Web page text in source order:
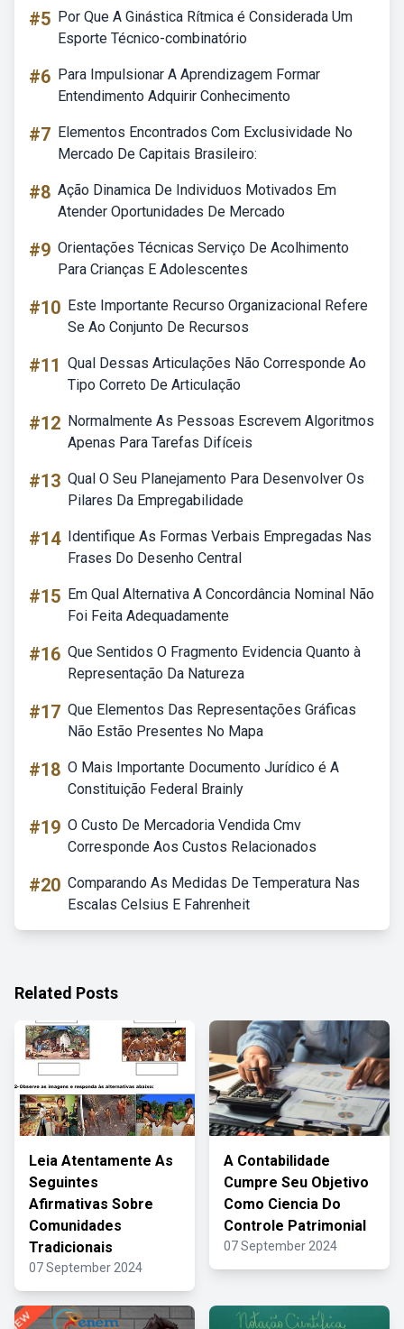
#5 Por Que A Ginástica Rítmica é Considerada Um
Esporte Técnico-combinatório
#6 Para Impulsionar A Aprendizagem Formar
Entendimento Adquirir Conhecimento
#7 Elementos Encontrados Com Exclusividade No
Mercado De Capitais Brasileiro:
#8 Ação Dinamica De Individuos Motivados Em
Atender Oportunidades De Mercado
#9 Orientações Técnicas Serviço De Acolhimento
Para Crianças E Adolescentes
#10 Este Importante Recurso Organizacional Refere
Se Ao Conjunto De Recursos
#11 Qual Dessas Articulações Não Corresponde Ao
Tipo Correto De Articulação
#12 Normalmente As Pessoas Escrevem Algoritmos
Apenas Para Tarefas Difíceis
#13 Qual O Seu Planejamento Para Desenvolver Os
Pilares Da Empregabilidade
#14 Identifique As Formas Verbais Empregadas Nas
Frases Do Desenho Central
#15 Em Qual Alternativa A Concordância Nominal Não
Foi Feita Adequadamente
#16 Que Sentidos O Fragmento Evidencia Quanto à
Representação Da Natureza
#17 Que Elementos Das Representações Gráficas
Não Estão Presentes No Mapa
#18 O Mais Importante Documento Jurídico é A
Constituição Federal Brainly
#19 O Custo De Mercadoria Vendida Cmv
Corresponde Aos Custos Relacionados
#20 Comparando As Medidas De Temperatura Nas
Escalas Celsius E Fahrenheit
Related Posts
Leia Atentamente As
Seguintes
Afirmativas Sobre
Comunidades
Tradicionais
07 September 2024
A Contabilidade
Cumpre Seu Objetivo
Como Ciencia Do
Controle Patrimonial
07 September 2024